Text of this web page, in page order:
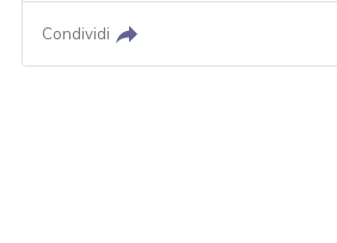
Condividi